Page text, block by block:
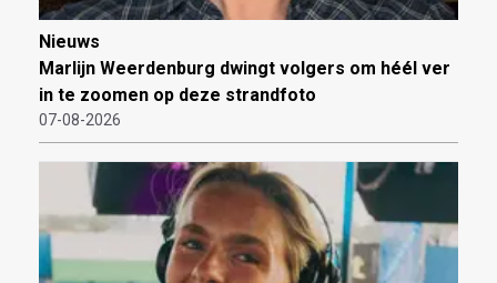
Nieuws
Marlijn Weerdenburg dwingt volgers om héél ver
in te zoomen op deze strandfoto
07-08-2026